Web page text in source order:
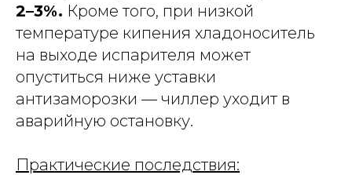
2–3%. Кроме того, при низкой
температуре кипения хладоноситель
на выходе испарителя может
опуститься ниже уставки
антизаморозки — чиллер уходит в
аварийную остановку.
Практические последствия: